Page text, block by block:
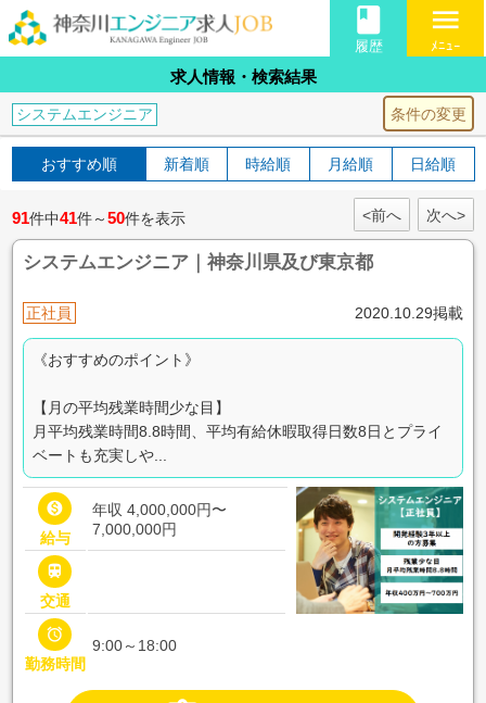
book
履歴
menu
ﾒﾆｭｰ
求人情報・検索結果
条件の変更
システムエンジニア
おすすめ順 新着順 時給順 月給順 日給順
91件中41件～50件を表示 <前へ 次へ>
システムエンジニア｜神奈川県及び東京都
正社員 2020.10.29掲載
《おすすめのポイント》
【月の平均残業時間少な目】
月平均残業時間8.8時間、平均有給休暇取得日数8日とプライ
ベートも充実しや...

給与
年収 4,000,000円〜
7,000,000円

交通

勤務時間
9:00～18:00